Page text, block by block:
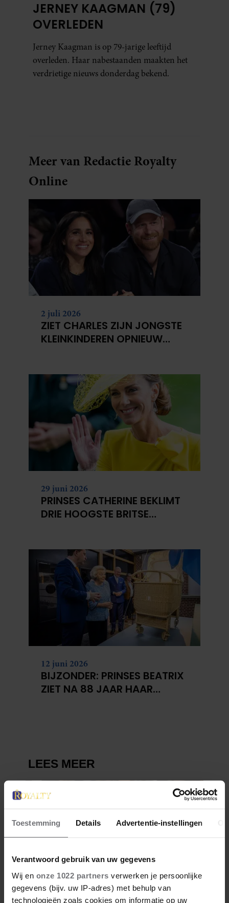
Toestemming Details Advertentie-instellingen
Verantwoord gebruik van uw gegevens
Wij en onze 1022 partners verwerken je persoonlijke
gegevens (bijv. uw IP-adres) met behulp van
technologieën zoals cookies om informatie op uw
JERNEY KAAGMAN (79)
OVERLEDEN
Jerney Kaagman is op 79-jarige leeftijd
overleden. Haar nabestaanden maakten het
verdrietige nieuws donderdag bekend.
Meer van Redactie Royalty
Online
2 juli 2026
ZIET CHARLES ZIJN JONGSTE
KLEINKINDEREN OPNIEUW
29 juni 2026
PRINSES CATHERINE BEKLIMT
DRIE HOOGSTE BRITSE
12 juni 2026
BIJZONDER: PRINSES BEATRIX
ZIET NA 88 JAAR HAAR